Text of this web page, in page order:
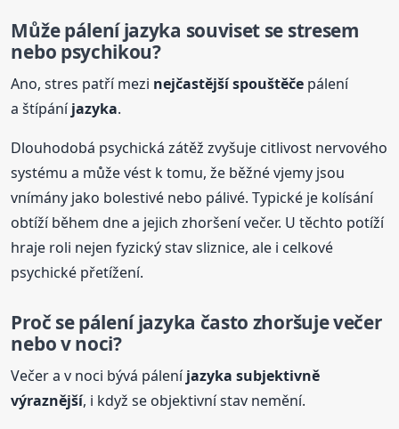
Může páleníjazyka souviset se stresem
nebo psychikou?
Ano, stres patří mezi nejčastější spouštěče pálení
a štípáníjazyka.
Dlouhodobá psychická zátěž zvyšuje citlivost nervového
systému a může vést k tomu, že běžné vjemy jsou
vnímány jako bolestivé nebo pálivé. Typické je kolísání
obtíží během dne a jejich zhoršení večer. U těchto potíží
hraje roli nejen fyzický stav sliznice, ale i celkové
psychické přetížení.
Proč se páleníjazyka často zhoršuje večer
nebo v noci?
Večer a v noci bývá páleníjazyka subjektivně
výraznější, i když se objektivní stav nemění.